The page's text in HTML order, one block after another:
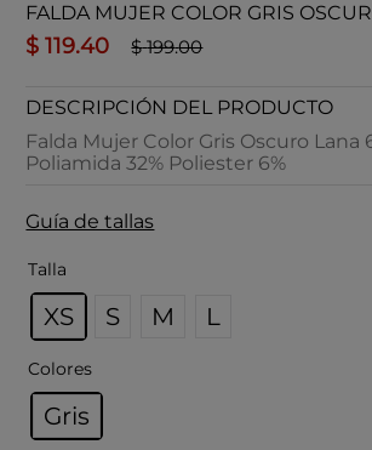
FALDA MUJER COLOR GRIS
$ 119.40 $ 199.00
DESCRIPCIÓN DEL PRODUCTO
Falda Mujer Color Gris Oscuro Lana
Poliamida 32% Poliester 6%
Guía de tallas
Talla
XS S M L
Colores
Gris